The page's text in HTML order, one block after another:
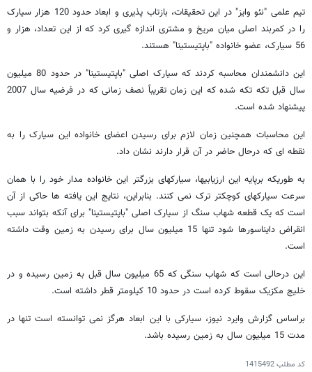
تیم علمی "نئو وایز" در این تحقیقات، بازتاب پذیری و ابعاد حدود 120 هزار سیارک
را در کمربند اصلی میان مریخ و مشتری اندازه گیری کرد که از این تعداد، هزار و
56 سیارک، عضو خانواده "باپتیستینا" هستند.
این دانشمندان محاسبه کردند که سیارک اصلی "باپتیستینا" در حدود 80 میلیون
سال قبل تکه تکه شده که این زمان تقریباً نصف زمانی که در فرضیه سال 2007
پیشنهاد شده است.
این محاسبات همچنین زمان لازم برای رسیدن اعضای خانواده این سیارک را به
نقطه ای که درحال حاضر در آن قرار دارند نشان داد.
به طوریکه برپایه این ارزیابیها، سیارکهای بزرگتر این خانواده مدار خود را با همان
سرعت سیارکهای کوچکتر ترک نمی کنند. بنابراین، نتایج این یافته ها حاکی از آن
است که یک قطعه شهاب سنگ از سیارک اصلی "باپتیستینا" برای آنکه بتواند سبب
انقراض دایناسورها شود تنها 15 میلیون سال برای رسیدن به زمین وقت داشته
است.
این درحالی است که شهاب سنگی که 65 میلیون سال قبل به زمین رسیده و در
خلیج مکزیک سقوط کرده است در حدود 10 کیلومتر قطر داشته است.
براساس گزارش وایرد نیوز، سیارکی با این ابعاد هرگز نمی توانسته است تنها در
مدت 15 میلیون سال به زمین رسیده باشد.
کد مطلب1415492